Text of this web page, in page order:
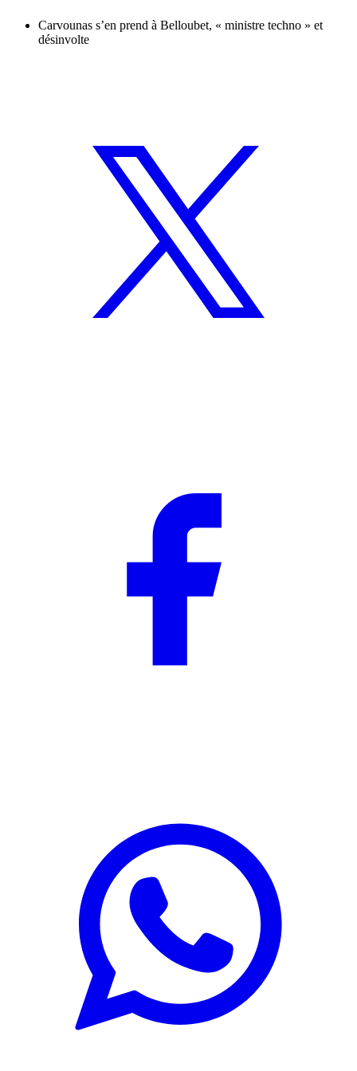
Carvounas s’en prend à Belloubet, « ministre techno » et
désinvolte